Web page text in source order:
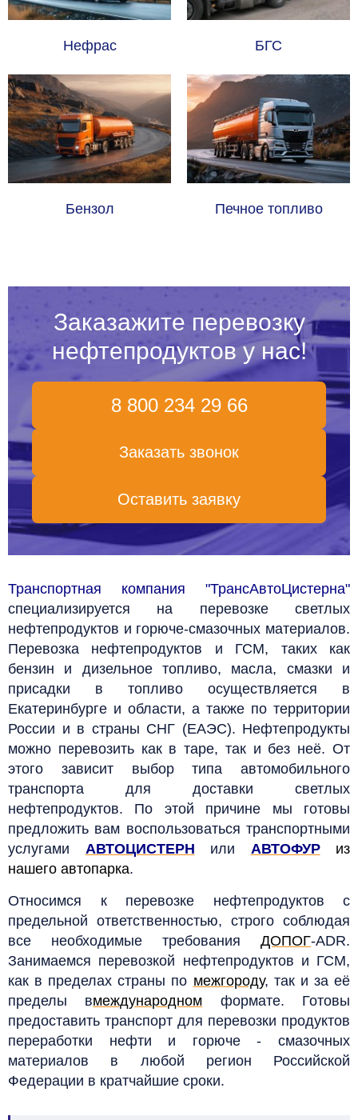
Нефрас БГС
Бензол Печное топливо
Заказажите перевозку
нефтепродуктов у нас!
8 800 234 29 66
Заказать звонок
Оставить заявку
Транспортная компания "ТрансАвтоЦистерна"
специализируется на перевозке светлых
нефтепродуктов и горюче-смазочных материалов.
Перевозка нефтепродуктов и ГСМ, таких как
бензин и дизельное топливо, масла, смазки и
присадки в топливо осуществляется в
Екатеринбурге и области, а также по территории
России и в страны СНГ (ЕАЭС). Нефтепродукты
можно перевозить как в таре, так и без неё. От
этого зависит выбор типа автомобильного
транспорта для доставки светлых
нефтепродуктов. По этой причине мы готовы
предложить вам воспользоваться транспортными
услугами АВТОЦИСТЕРН или АВТОФУРиз
нашего автопарка.
Относимся к перевозке нефтепродуктов с
предельной ответственностью, строго соблюдая
все необходимые требования ДОПОГ-ADR.
Занимаемся перевозкой нефтепродуктов и ГСМ,
как в пределах страны по межгороду, так и за её
пределы вмеждународном
формате. Готовы
предоставить транспорт для перевозки продуктов
переработки нефти и горюче - смазочных
материалов в любой регион Российской
Федерации в кратчайшие сроки.